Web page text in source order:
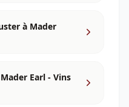
à Mader
Earl - Vins